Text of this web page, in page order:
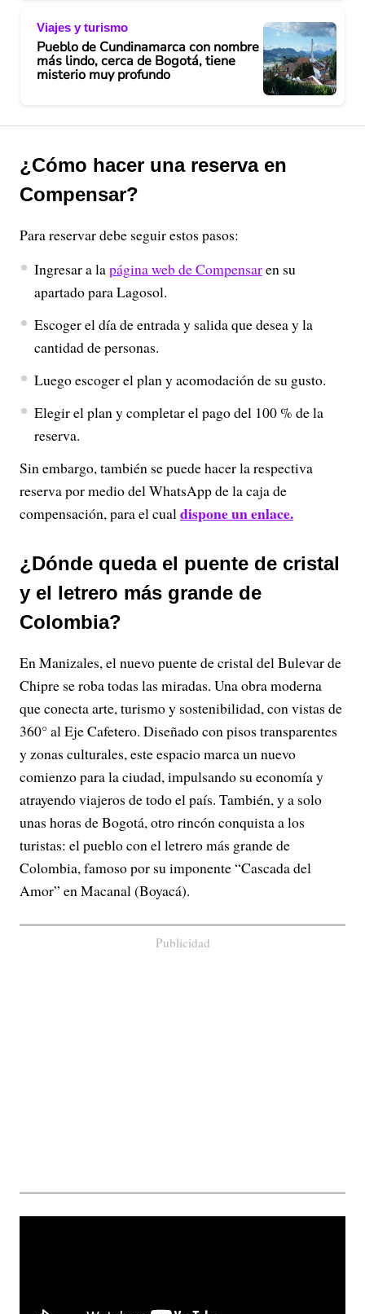
Viajes y turismo
Pueblo de Cundinamarca con nombre
más lindo, cerca de Bogotá, tiene
misterio muy profundo
¿Cómo hacer una reserva en
Compensar?
Para reservar debe seguir estos pasos:
Ingresar a lapágina web de Compensaren su
apartado para Lagosol.
Escoger el día de entrada y salida que desea y la
cantidad de personas.
Luego escoger el plan y acomodación de su gusto.
Elegir el plan y completar el pago del 100 % de la
reserva.
Sin embargo, también se puede hacer la respectiva
reserva por medio del WhatsApp de la caja de
compensación, para el cualdispone un enlace.
¿Dónde queda el puente de cristal
y el letrero más grande de
Colombia?
En Manizales, el nuevo puente de cristal del Bulevar de
Chipre se roba todas las miradas. Una obra moderna
que conecta arte, turismo y sostenibilidad, con vistas de
360° al Eje Cafetero. Diseñado con pisos transparentes
y zonas culturales, este espacio marca un nuevo
comienzo para la ciudad, impulsando su economía y
atrayendo viajeros de todo el país. También, y a solo
unas horas de Bogotá, otro rincón conquista a los
turistas: el pueblo con el letrero más grande de
Colombia, famoso por su imponente “Cascada del
Amor” en Macanal (Boyacá).
Publicidad